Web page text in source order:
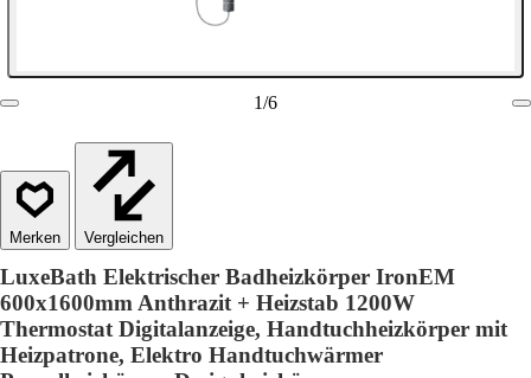
1/6
Vergleichen
LuxeBath Elektrischer Badheizkörper IronEM
600x1600mm Anthrazit + Heizstab 1200W
Thermostat Digitalanzeige, Handtuchheizkörper mit
Heizpatrone, Elektro Handtuchwärmer